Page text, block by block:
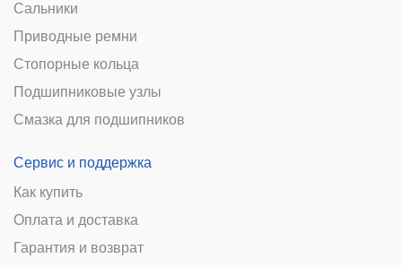
Сальники
Приводные ремни
Стопорные кольца
Подшипниковые узлы
Смазка для подшипников
Сервис и поддержка
Как купить
Оплата и доставка
Гарантия и возврат